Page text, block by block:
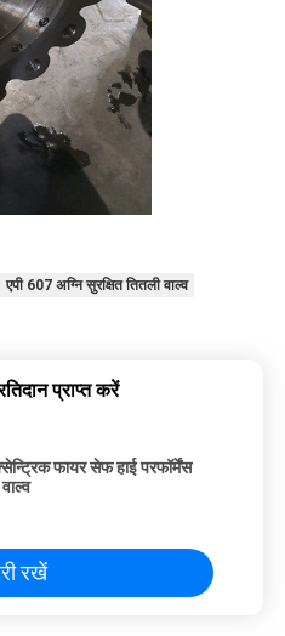
एपी 607 अग्नि सुरक्षित तितली वाल्व
प्राप्त करें
फायर सेफ हाई परफॉर्मेंस
रखें